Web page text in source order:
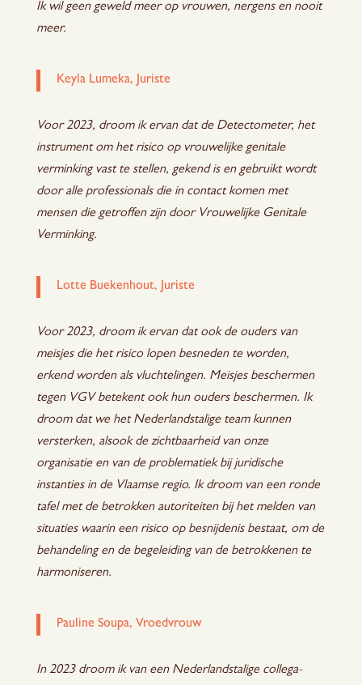
Ik wil geen geweld meer op vrouwen, nergens en nooit
meer.
Keyla Lumeka, Juriste
Voor 2023, droom ik ervan dat de Detectometer, het
instrument om het risico op vrouwelijke genitale
verminking vast te stellen, gekend is en gebruikt wordt
door alle professionals die in contact komen met
mensen die getroffen zijn door Vrouwelijke Genitale
Verminking.
Lotte Buekenhout, Juriste
Voor 2023, droom ik ervan dat ook de ouders van
meisjes die het risico lopen besneden te worden,
erkend worden als vluchtelingen. Meisjes beschermen
tegen VGV betekent ook hun ouders beschermen. Ik
droom dat we het Nederlandstalige team kunnen
versterken, alsook de zichtbaarheid van onze
organisatie en van de problematiek bij juridische
instanties in de Vlaamse regio. Ik droom van een ronde
tafel met de betrokken autoriteiten bij het melden van
situaties waarin een risico op besnijdenis bestaat, om de
behandeling en de begeleiding van de betrokkenen te
harmoniseren.
Pauline Soupa, Vroedvrouw
In 2023 droom ik van een Nederlandstalige collega-